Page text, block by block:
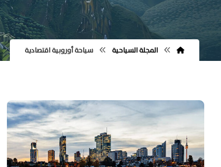
المجلة السياحية سياحة أوروبية اقتصادية